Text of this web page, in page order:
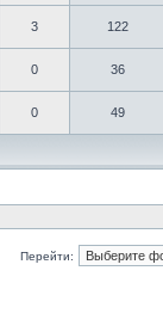
3 122
0 36
0 49
Перейти: